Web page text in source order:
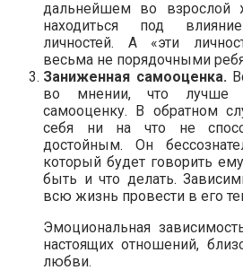
дальнейшем во взрослой
находиться под
личностей. А «эти
весьма не порядочными
Заниженная самооценка.
во мнении, что лучше
самооценку. В обратном
себя ни на что не
достойным. Он
который будет говорить
быть и что делать.
всю жизнь провести в его
Эмоциональная
настоящих отношений,
любви.